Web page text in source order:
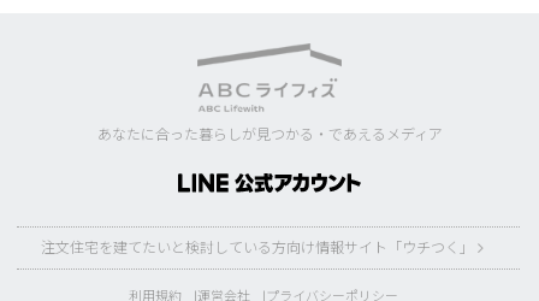
あなたに合った暮らしが見つかる・であえるメディア
注文住宅を建てたいと検討している方向け情報サイト「ウチつく」
利用規約 運営会社 プライバシーポリシー